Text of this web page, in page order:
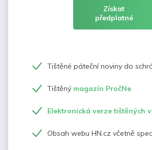
Získat
předplatné
Tištěné páteční noviny do
Tištěný magazín PročNe
Elektronická verze tištěných
Obsah webu HN.cz včetně